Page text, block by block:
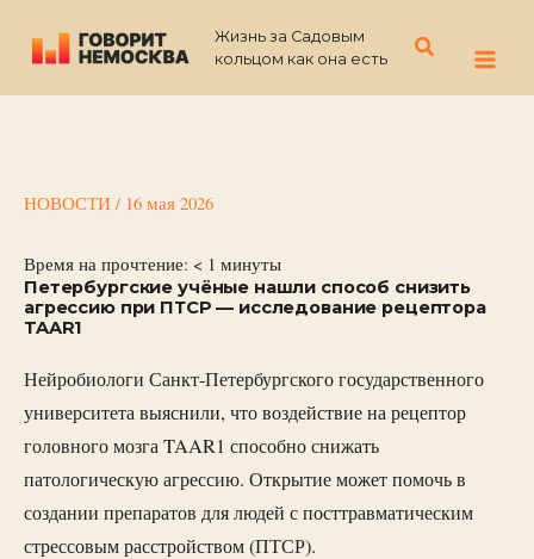
содержимому
Жизнь за Садовым
кольцом как она есть
Поиск
НОВОСТИ / 16 мая 2026
Время на прочтение: < 1 минуты
Петербургские учёные нашли способ снизить
агрессию при ПТСР — исследование рецептора
TAAR1
Нейробиологи Санкт-Петербургского государственного
университета выяснили, что воздействие на рецептор
головного мозга TAAR1 способно снижать
патологическую агрессию. Открытие может помочь в
создании препаратов для людей с посттравматическим
стрессовым расстройством (ПТСР).